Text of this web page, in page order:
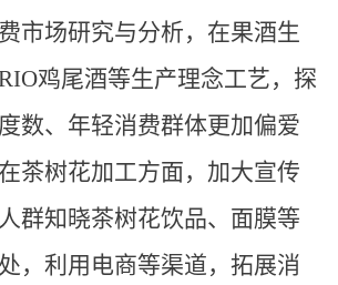
市场研究与分析，在果酒生
鸡尾酒等生产理念工艺，探
数、年轻消费群体更加偏爱
茶树花加工方面，加大宣传
群知晓茶树花饮品、面膜等
，利用电商等渠道，拓展消